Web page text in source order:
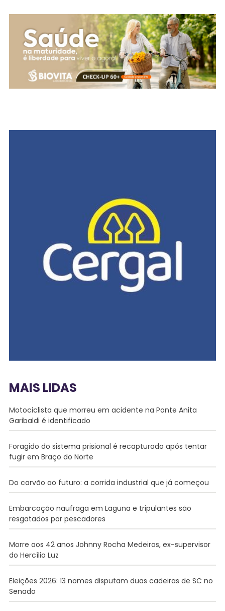
MAIS LIDAS
Motociclista que morreu em acidente na Ponte Anita
Garibaldi é identificado
Foragido do sistema prisional é recapturado após tentar
fugir em Braço do Norte
Do carvão ao futuro: a corrida industrial que já começou
Embarcação naufraga em Laguna e tripulantes são
resgatados por pescadores
Morre aos 42 anos Johnny Rocha Medeiros, ex-supervisor
do Hercílio Luz
Eleições 2026: 13 nomes disputam duas cadeiras de SC no
Senado